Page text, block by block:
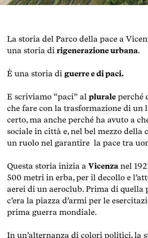
La storia del Parco della pace a
una storia di rigenerazione urbana.
È una storia di guerre e di paci.
E scriviamo “paci” al plurale perché
che fare con la trasformazione di un
certo, ma anche perché ha avuto a
sociale in città e, nel bel mezzo della
un ruolo nel garantire la pace tra
Questa storia inizia a Vicenza nel
500 metri in erba, per il decollo e
aerei di un aeroclub. Prima di quella
c’era la piazza d’armi per le
prima guerra mondiale.
In un’alternanza di colori politici, la